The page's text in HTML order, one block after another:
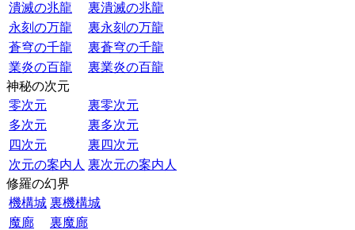
潰滅の兆龍
裏潰滅の兆龍
永刻の万龍
裏永刻の万龍
蒼穹の千龍
裏蒼穹の千龍
業炎の百龍
裏業炎の百龍
神秘の次元
零次元
裏零次元
多次元
裏多次元
四次元
裏四次元
次元の案内人 裏次元の案内人
修羅の幻界
機構城 裏機構城
魔廊
裏魔廊